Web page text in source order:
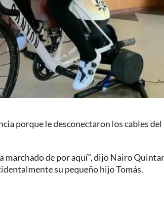
porque le desconectaron los cables del
de por aquí”, dijo Nairo
su pequeño hijo Tomás.